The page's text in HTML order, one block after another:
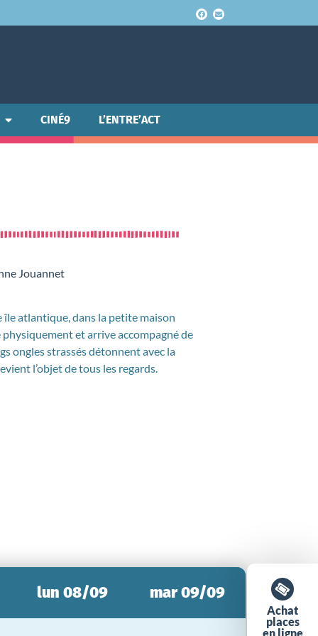
CINÉ9 L’ENTRE’ACT
Jouannet
île atlantique, dans la petite maison
et arrive accompagné de
ongles strassés détonnent avec la
l’objet de tous les regards.
Achat
places
en ligne
lun 08/09 mar 09/09